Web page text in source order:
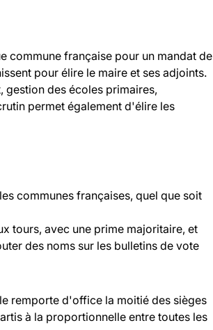
commune française pour un mandat de
pour élire le maire et ses adjoints.
gestion des écoles primaires,
permet également d'élire les
communes françaises, quel que soit
tours, avec une prime majoritaire, et
des noms sur les bulletins de vote
remporte d'office la moitié des sièges
à la proportionnelle entre toutes les